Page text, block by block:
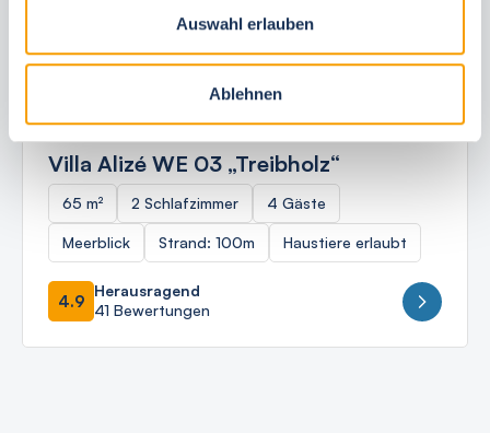
Auswahl erlauben
Ablehnen
Ostseebad Börgerende
Villa Alizé WE 03 „Treibholz“
65 m² 2 Schlafzimmer 4 Gäste
Meerblick Strand: 100m Haustiere erlaubt
4.9
Herausragend
41 Bewertungen